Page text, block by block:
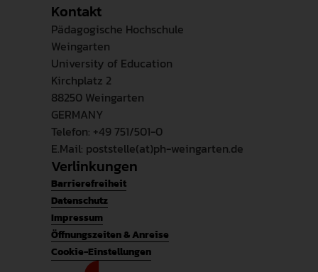
Kontakt
Pädagogische Hochschule
Weingarten
University of Education
Kirchplatz 2
88250 Weingarten
GERMANY
Telefon: +49 751/501-0
E.Mail: poststelle(at)ph-weingarten.de
Verlinkungen
Barrierefreiheit
Datenschutz
Impressum
Öffnungszeiten & Anreise
Cookie-Einstellungen